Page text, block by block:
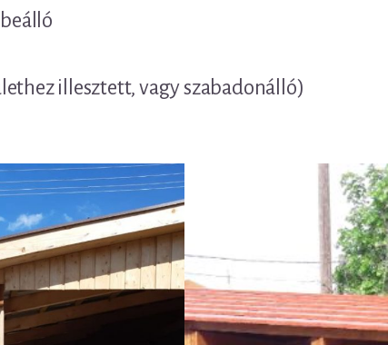
illesztett, vagy szabadonálló)